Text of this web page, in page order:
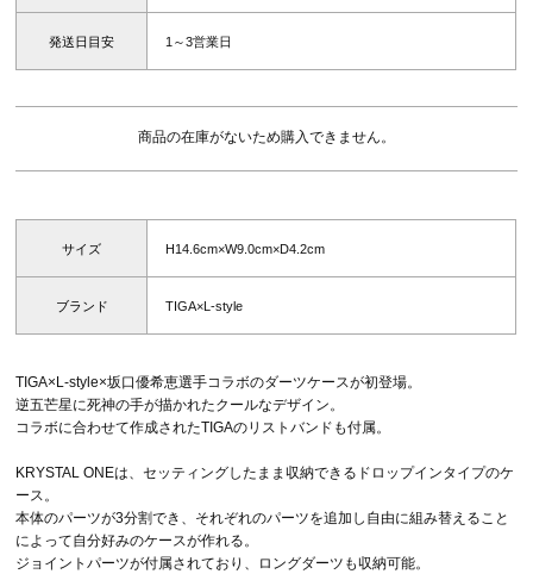
発送日目安 1～3営業日
商品の在庫がないため購入できません。
サイズ H14.6cm×W9.0cm×D4.2cm
ブランド TIGA×L-style
TIGA×L-style×坂口優希恵選手コラボのダーツケースが初登場。
逆五芒星に死神の手が描かれたクールなデザイン。
コラボに合わせて作成されたTIGAのリストバンドも付属。
KRYSTAL ONEは、セッティングしたまま収納できるドロップインタイプのケ
ース。
本体のパーツが3分割でき、それぞれのパーツを追加し自由に組み替えること
によって自分好みのケースが作れる。
ジョイントパーツが付属されており、ロングダーツも収納可能。